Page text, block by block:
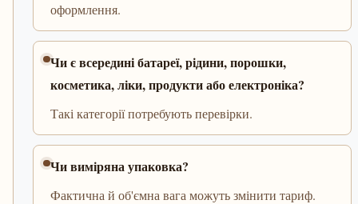
оформлення.
Чи є всередині батареї, рідини, порошки,
косметика, ліки, продукти або електроніка?
Такі категорії потребують перевірки.
Чи виміряна упаковка?
Фактична й об'ємна вага можуть змінити тариф.